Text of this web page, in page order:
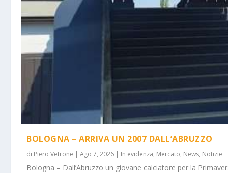
BOLOGNA – ARRIVA UN 2007 DALL’ABRUZZO
di Piero Vetrone |Ago 7, 2026 | In evidenza, Mercato, News, Notizie
Bologna – Dall’Abruzzo un giovane calciatore per la